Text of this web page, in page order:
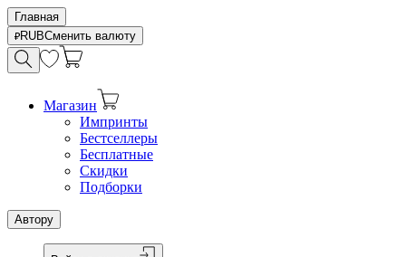
Главная
RUBСменить валюту
Магазин
Импринты
Бестселлеры
Бесплатные
Скидки
Подборки
Автору